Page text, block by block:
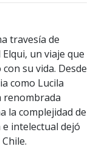
travesía de
un viaje que
su vida. Desde
como Lucila
renombrada
la complejidad de
intelectual dejó